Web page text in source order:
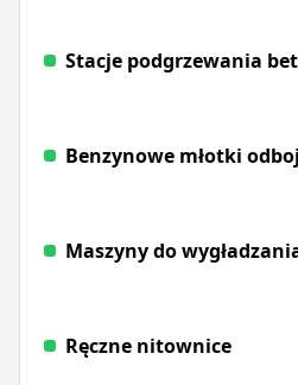
Stacje podgrzewania
Benzynowe młotki
Maszyny do
Ręczne nitownice